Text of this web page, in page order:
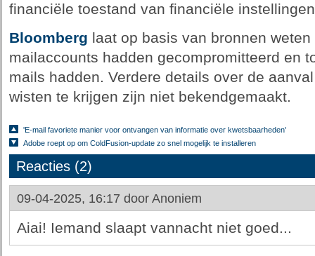
financiële toestand van financiële
Bloomberg laat op basis van bronnen
mailaccounts hadden gecompromitteerd en
mails hadden. Verdere details over de
wisten te krijgen zijn niet bekendgemaakt.
'E-mail favoriete manier voor ontvangen van informatie over kwetsbaarheden'
Adobe roept op om ColdFusion-update zo snel mogelijk te installeren
Reacties (2)
09-04-2025, 16:17 door Anoniem
Aiai! Iemand slaapt vannacht niet goed...